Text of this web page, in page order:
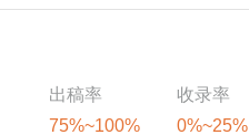
出稿率
75%~100%
收录率
0%~25%